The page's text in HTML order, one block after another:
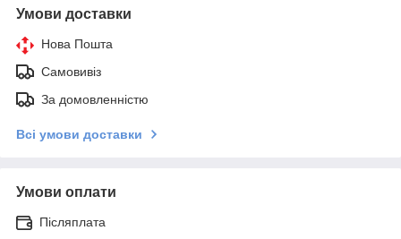
Умови доставки
Нова Пошта
Самовивіз
За домовленністю
Всі умови доставки
Умови оплати
Післяплата